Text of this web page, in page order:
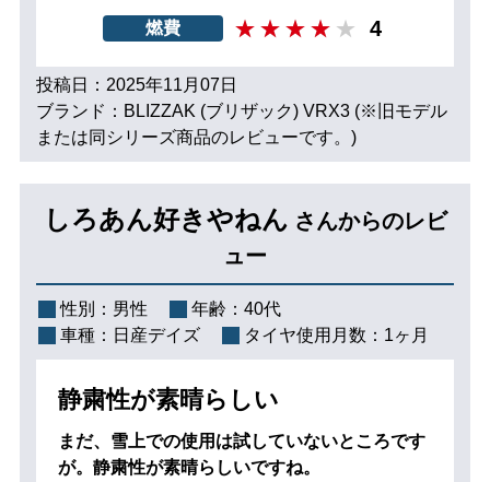
燃費 4
投稿日：2025年11月07日
ブランド：BLIZZAK (ブリザック) VRX3 (※旧モデル
または同シリーズ商品のレビューです。)
しろあん好きやねん さんからのレビ
ュー
性別： 男性 年齢： 40代
車種： 日産デイズ タイヤ使用月数： 1ヶ月
静粛性が素晴らしい
まだ、雪上での使用は試していないところです
が。静粛性が素晴らしいですね。